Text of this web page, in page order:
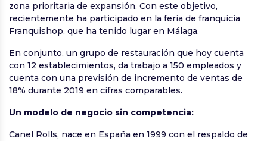
zona prioritaria de expansión. Con este objetivo,
recientemente ha participado en la feria de franquicia
Franquishop, que ha tenido lugar en Málaga.
En conjunto, un grupo de restauración que hoy cuenta
con 12 establecimientos, da trabajo a 150 empleados y
cuenta con una previsión de incremento de ventas de
18% durante 2019 en cifras comparables.
Un modelo de negocio sin competencia:
Canel Rolls, nace en España en 1999 con el respaldo de